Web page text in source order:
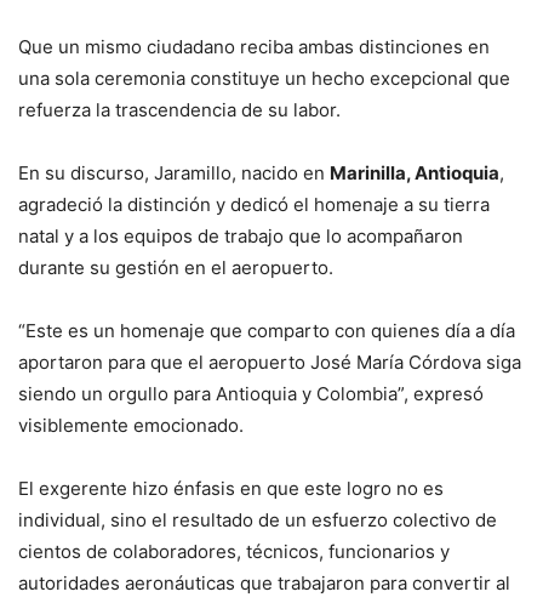
Que un mismo ciudadano reciba ambas distinciones en
una sola ceremonia constituye un hecho excepcional que
refuerza la trascendencia de su labor.
En su discurso, Jaramillo, nacido en Marinilla, Antioquia,
agradeció la distinción y dedicó el homenaje a su tierra
natal y a los equipos de trabajo que lo acompañaron
durante su gestión en el aeropuerto.
“Este es un homenaje que comparto con quienes día a día
aportaron para que el aeropuerto José María Córdova siga
siendo un orgullo para Antioquia y Colombia”, expresó
visiblemente emocionado.
El exgerente hizo énfasis en que este logro no es
individual, sino el resultado de un esfuerzo colectivo de
cientos de colaboradores, técnicos, funcionarios y
autoridades aeronáuticas que trabajaron para convertir al